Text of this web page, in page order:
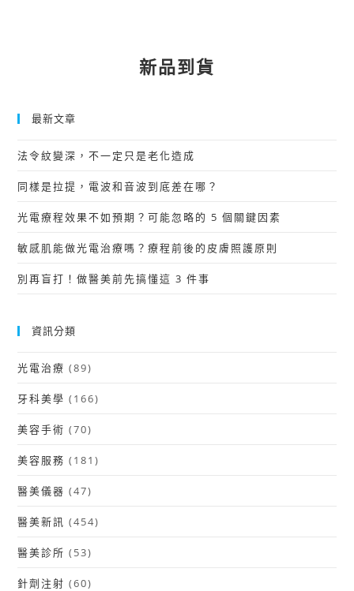
新品到貨
最新文章
法令紋變深，不一定只是老化造成
同樣是拉提，電波和音波到底差在哪？
光電療程效果不如預期？可能忽略的 5 個關鍵因素
敏感肌能做光電治療嗎？療程前後的皮膚照護原則
別再盲打！做醫美前先搞懂這 3 件事
資訊分類
光電治療 (89)
牙科美學 (166)
美容手術 (70)
美容服務 (181)
醫美儀器 (47)
醫美新訊 (454)
醫美診所 (53)
針劑注射 (60)